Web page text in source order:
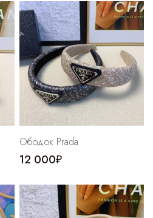
Ободок Prada
12 000₽